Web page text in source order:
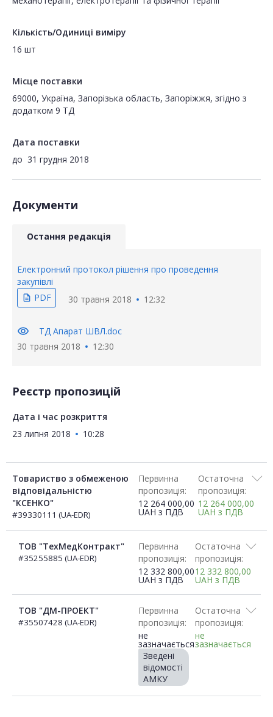
Кількість/Одиниці виміру
16 шт
Місце поставки
69000, Україна, Запорізька область, Запоріжжя, згідно з
додатком 9 ТД
Дата поставки
до 31 грудня 2018
Документи
Остання редакція
Електронний протокол рішення про проведення
закупівлі
description PDF 30 травня 2018 12:32
visibility
ТД Апарат ШВЛ.doc
30 травня 2018
12:30
Реєстр пропозицій
Дата і час розкриття
23 липня 2018
10:28
Товариство з обмеженою
відповідальністю
"КСЕНКО"
#39330111 (UA-EDR)
Первинна
пропозиція:
12 264 000,00
UAH з ПДВ
Остаточна
пропозиція:
12 264 000,00
UAH з ПДВ
ТОВ "ТехМедКонтракт"
#35255885 (UA-EDR)
Первинна
пропозиція:
12 332 800,00
UAH з ПДВ
Остаточна
пропозиція:
12 332 800,00
UAH з ПДВ
ТОВ "ДМ-ПРОЕКТ"
#35507428 (UA-EDR)
Первинна
пропозиція:
не
зазначається
Зведені
відомості
АМКУ
Остаточна
пропозиція:
не
зазначається